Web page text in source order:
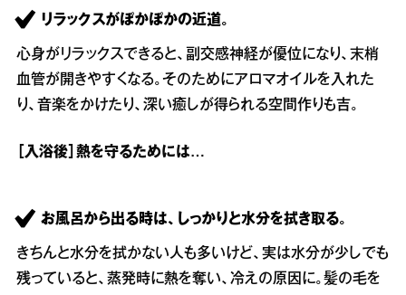
リラックスがぽかぽかの近道。
心身がリラックスできると、副交感神経が優位になり、末梢
血管が開きやすくなる。そのためにアロマオイルを入れた
り、音楽をかけたり、深い癒しが得られる空間作りも吉。
［入浴後］熱を守るためには…
お風呂から出る時は、しっかりと水分を拭き取る。
きちんと水分を拭かない人も多いけど、実は水分が少しでも
残っていると、蒸発時に熱を奪い、冷えの原因に。髪の毛を